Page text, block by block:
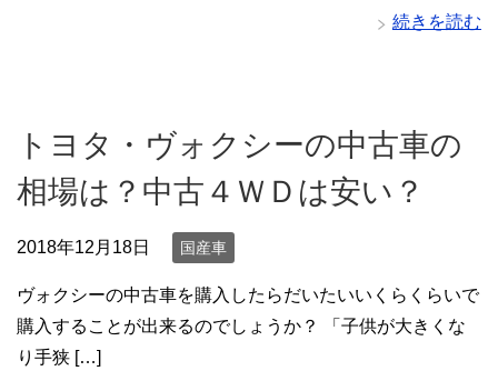
続きを読む
トヨタ・ヴォクシーの中古車の
相場は？中古４ＷＤは安い？
2018年12月18日 国産車
ヴォクシーの中古車を購入したらだいたいいくらくらいで
購入することが出来るのでしょうか？ 「子供が大きくな
り手狭 […]